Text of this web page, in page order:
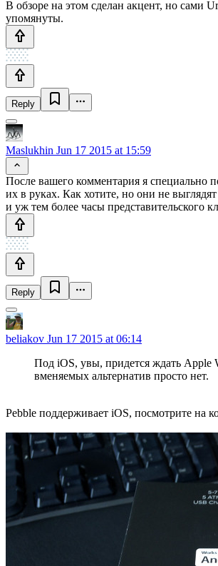
В обзоре на этом сделан акцент, но сами
упомянуты.
Reply
Maslukhin Jun 17 2015 at 15:59
После вашего комментария я специально
их в руках. Как хотите, но они не
и уж тем более часы представительского
Reply
beliakov Jun 17 2015 at 06:14
Под iOS, увы, придется ждать Apple
вменяемых альтернатив просто нет.
Pebble поддерживает iOS, посмотрите на